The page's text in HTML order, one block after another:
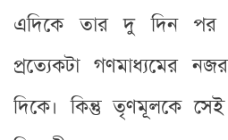
এদিকে তার দু দিন পর
প্রত্যেকটা গণমাধ্যমের
দিকে। কিন্তু তৃণমূলকে